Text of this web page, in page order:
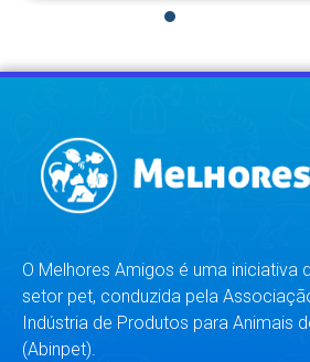
O Melhores Amigos é uma iniciativa
setor pet, conduzida pela
Indústria de Produtos para Animais
(Abinpet).